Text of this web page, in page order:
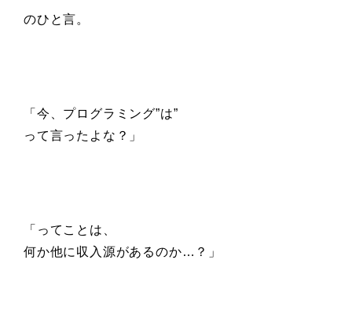
のひと言。
「今、プログラミング”は”
って言ったよな？」
「ってことは、
何か他に収入源があるのか…？」